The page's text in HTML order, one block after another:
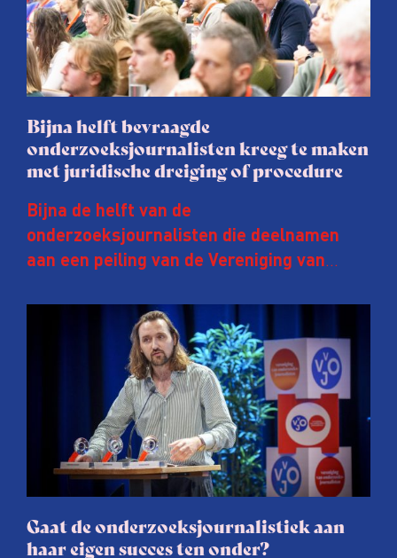
Bijna helft bevraagde
onderzoeksjournalisten kreeg te maken
met juridische dreiging of procedure
Bijna de helft van de
onderzoeksjournalisten die deelnamen
aan een peiling van de Vereniging van
afgelopen twee jaar te maken met
juridische dreiging of een juridische
procedure rond het eigen werk. Dat kost
journalisten tijd, ook ervaren zij stress en
soms worden publicaties aangepast of
gaat de hele publicatie zelfs niet door.
Gaat de onderzoeksjournalistiek aan
haar eigen succes ten onder?